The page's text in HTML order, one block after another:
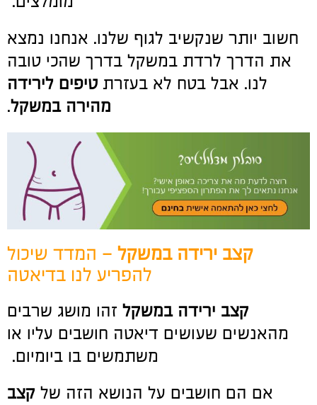
חשוב יותר שנקשיב לגוף שלנו. אנחנו נמצא
את הדרך לרדת במשקל בדרך שהכי טובה
לנו. אבל בטח לא בעזרת טיפים לירידה
מהירה במשקל.
קצב ירידה במשקל – המדד שיכול
להפריע לנו בדיאטה
קצב ירידה במשקל זהו מושג שרבים
מהאנשים שעושים דיאטה חושבים עליו או
משתמשים בו ביומיום.
אם הם חושבים על הנושא הזה של קצב